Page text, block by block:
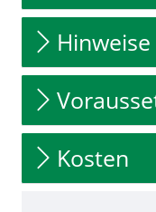
Kosten